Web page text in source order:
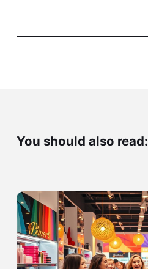
You should also read: